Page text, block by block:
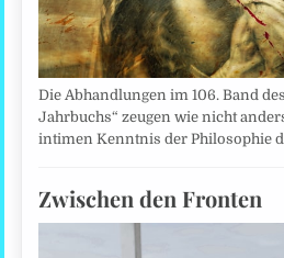
Die Abhandlungen im 106. Band
Jahrbuchs“ zeugen wie nicht
intimen Kenntnis der Philosophie
Zwischen den Fronten